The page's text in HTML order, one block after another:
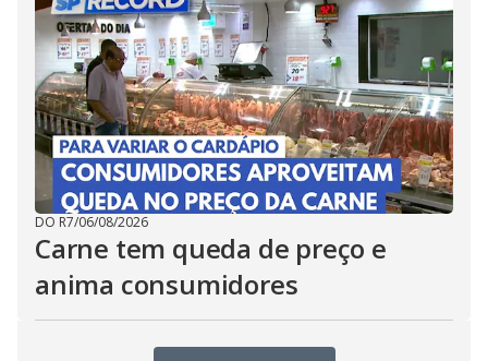
DO R7/06/08/2026
Carne tem queda de preço e
anima consumidores